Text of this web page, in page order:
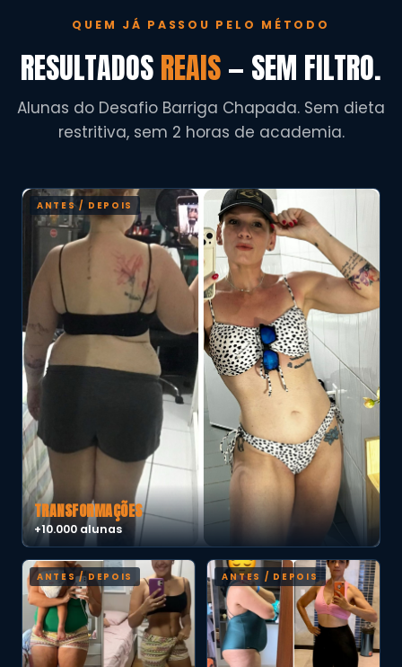
QUEM JÁ PASSOU PELO MÉTODO
RESULTADOSREAIS— SEM FILTRO.
Alunas do Desafio Barriga Chapada. Sem dieta
restritiva, sem 2 horas de academia.
TRANSFORMAÇÕES
+10.000 alunas